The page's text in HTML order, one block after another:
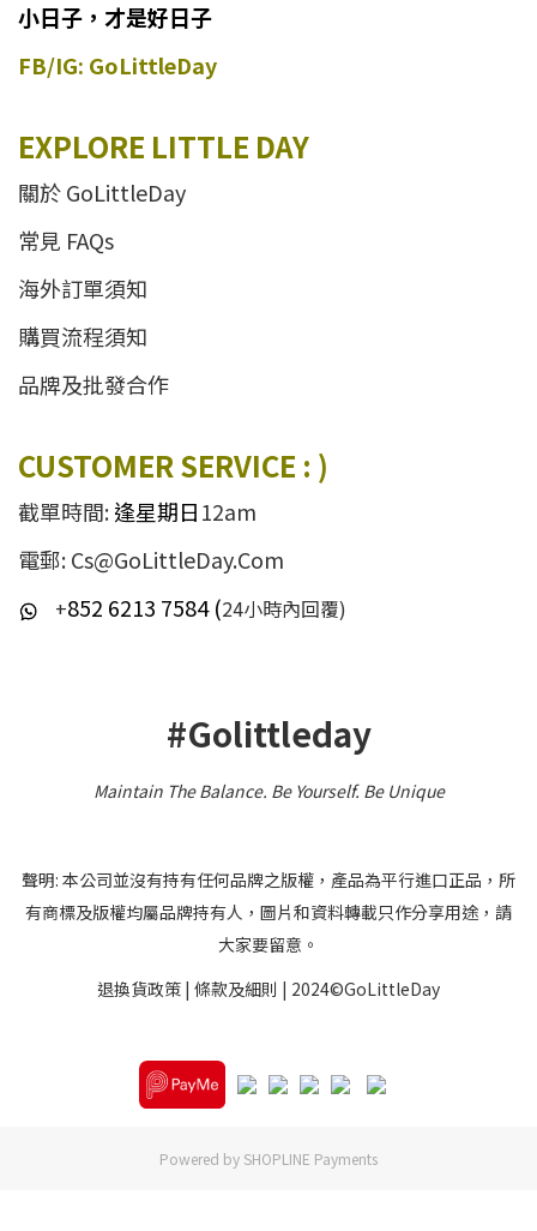
小日子，才是好日子
FB/IG: GoLittleDay
EXPLORE LITTLE DAY
關於 GoLittleDay
常見 FAQs
海外訂單須知
購買流程須知
品牌及批發合作
CUSTOMER SERVICE : )
截單時間:逢星期日12am
電郵: Cs@GoLittleDay.Com
+852 6213 7584 (24小時內回覆)
#Golittleday
Maintain The Balance. Be Yourself.Be Unique
聲明: 本公司並沒有持有任何品牌之版權，產品為平行進口正品，所
有商標及版權均屬品牌持有人，圖片和資料轉載只作分享用途，請
大家要留意。
退換貨政策 | 條款及細則 | 2024©GoLittleDay
Powered by SHOPLINE Payments